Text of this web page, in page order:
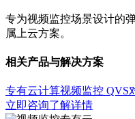
专为视频监控场景设计的
属上云方案。
相关产品与解决方案
专有云计算视频监控 QVS
立即咨询了解详情